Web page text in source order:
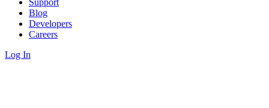
Support
Blog
Developers
Careers
Log In